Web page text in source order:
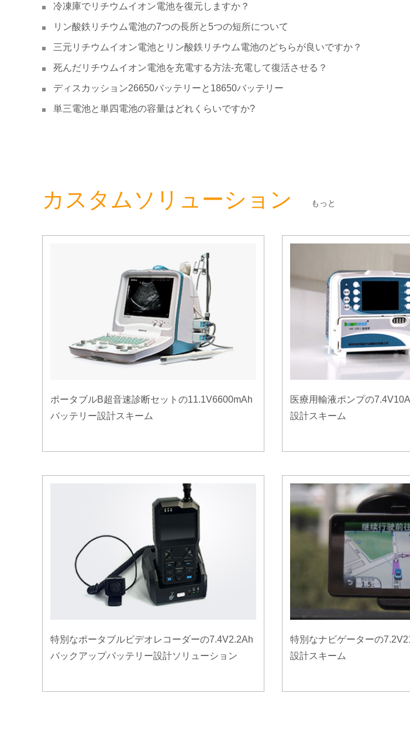
冷凍庫でリチウムイオン電池を復元しますか？
リン酸鉄リチウム電池の7つの長所と5つの短所について
三元リチウムイオン電池とリン酸鉄リチウム電池のどちらが良いですか？
死んだリチウムイオン電池を充電する方法-充電して復活させる？
ディスカッション26650バッテリーと18650バッテリー
単三電池と単四電池の容量はどれくらいですか?
カスタムソリューション もっと
ポータブルB超音速診断セットの11.1V6600mAh
バッテリー設計スキーム
医療用輸液ポンプの
設計スキーム
特別なポータブルビデオレコーダーの7.4V2.2Ah
バックアップバッテリー設計ソリューション
特別なナビゲーターの
設計スキーム